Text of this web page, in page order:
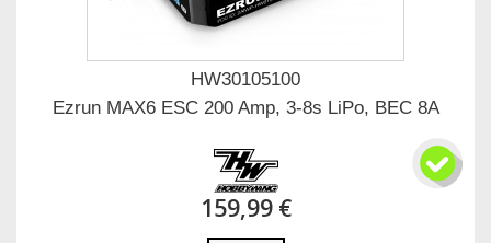
HW30105100
Ezrun MAX6 ESC 200 Amp, 3-8s LiPo, BEC 8A
159,99 €